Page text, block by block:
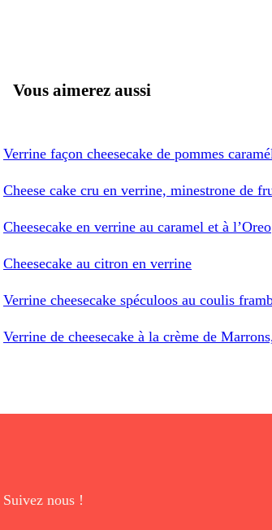
Vous aimerez aussi
Verrine façon cheesecake de pommes
Cheese cake cru en verrine, minestrone de
Cheesecake en verrine au caramel et à l’Oreo
Cheesecake au citron en verrine
Verrine cheesecake spéculoos au coulis
Verrine de cheesecake à la crème de
Suivez nous !